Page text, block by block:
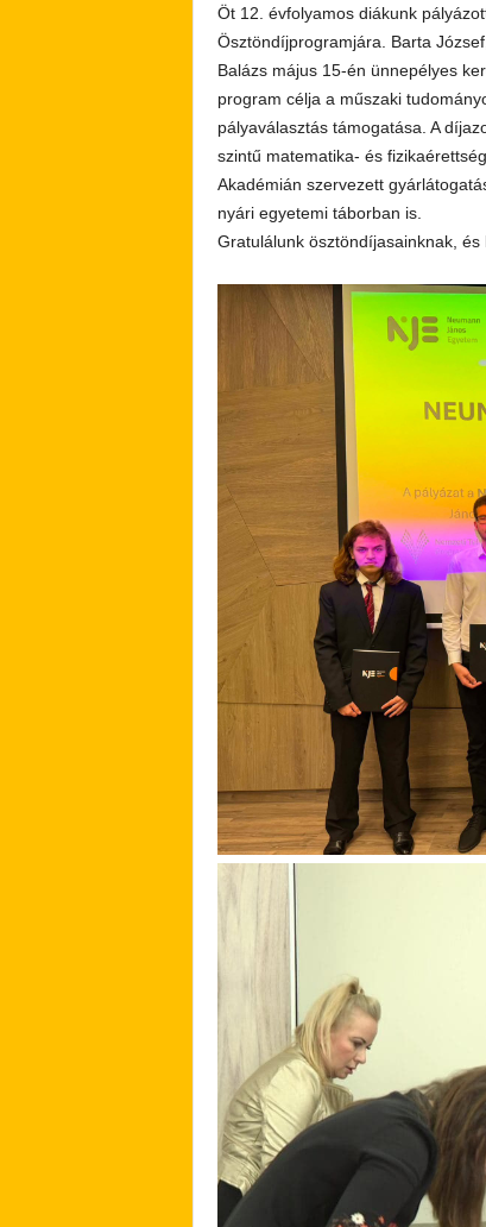
Öt 12. évfolyamos diákunk
Ösztöndíjprogramjára. Barta
Balázs május 15-én ünnepélyes
program célja a műszaki
pályaválasztás támogatása. A
szintű matematika- és
Akadémián szervezett
nyári egyetemi táborban is.
Gratulálunk ösztöndíjasainknak,